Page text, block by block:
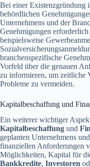
Bei einer Existenzgründung
behördlichen
Unternehmens und der
Genehmigungen
beispielsweise
branchenspezifische
Vorfeld über die genauen
zu informieren, um zeitliche
Probleme zu vermeiden.
Kapitalbeschaffung und
Ein weiterer wichtiger
Kapitalbeschaffung und
geplanten Unternehmens
finanziellen Anforderungen
Möglichkeiten, Kapital für
Bankkredite, Investoren